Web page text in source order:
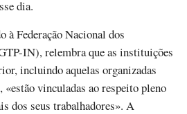
dia.
à Federação Nacional dos
IN), relembra que as instituições
incluindo aquelas organizadas
vinculadas ao respeito pleno
dos seus trabalhadores». A